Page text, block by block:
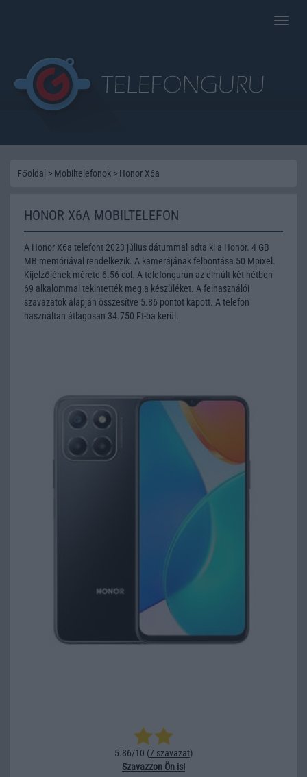
Toggle
Főoldal > Mobiltelefonok > Honor X6a
HONOR X6A MOBILTELEFON
A Honor X6a telefont 2023 július dátummal adta ki a Honor. 4 GB
MB memóriával rendelkezik. A kamerájának felbontása 50 Mpixel.
Kijelzőjének mérete 6.56 col. A telefongurun az elmúlt két hétben
69 alkalommal tekintették meg a készüléket. A felhasználói
szavazatok alapján összesítve 5.86 pontot kapott. A telefon
használtan átlagosan 34.750 Ft-ba kerül.
5.86/10 (7 szavazat)
Szavazzon Ön is!